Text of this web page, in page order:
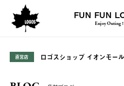
FUN FUN
Enjoy Outing !
直営店 ロゴスショップ イオンモー